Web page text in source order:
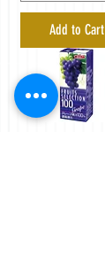
Add to Cart